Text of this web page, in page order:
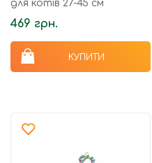
для котів 27-45 см
469 грн.
КУПИТИ